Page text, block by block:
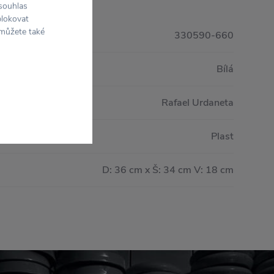
330590-660
Bílá
Rafael Urdaneta
Plast
D: 36 cm x Š: 34 cm V: 18 cm
také